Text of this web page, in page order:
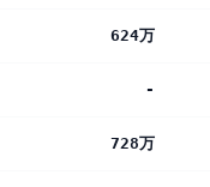
624万
-
728万